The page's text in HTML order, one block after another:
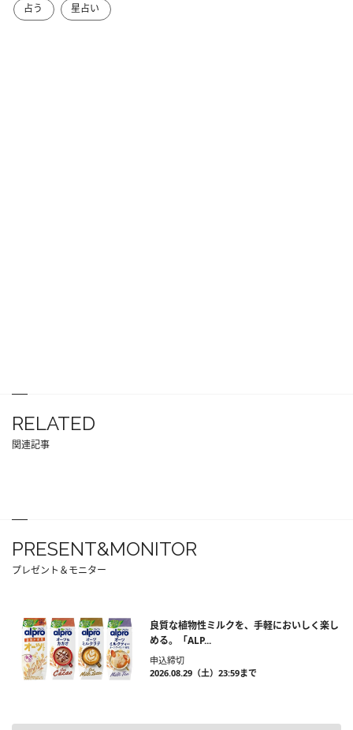
占う
星占い
RELATED
関連記事
PRESENT&MONITOR
プレゼント＆モニター
良質な植物性ミルクを、手軽においしく楽し
める。「ALP...
申込締切
2026.08.29（土）23:59まで